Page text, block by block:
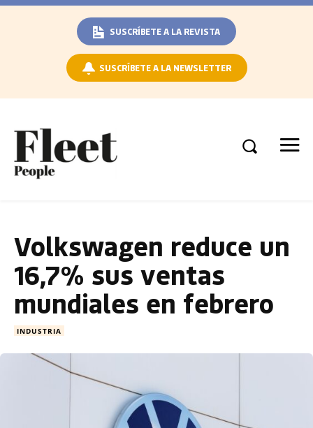
SUSCRÍBETE A LA REVISTA
SUSCRÍBETE A LA NEWSLETTER
Volkswagen reduce un
16,7% sus ventas
mundiales en febrero
INDUSTRIA